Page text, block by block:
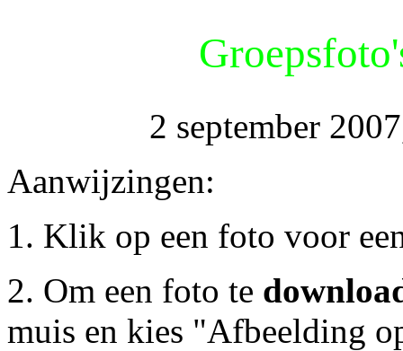
2 september
Aanwijzingen:
1. Klik op een foto voor
2. Om een foto te
muis en kies "Afbeelding